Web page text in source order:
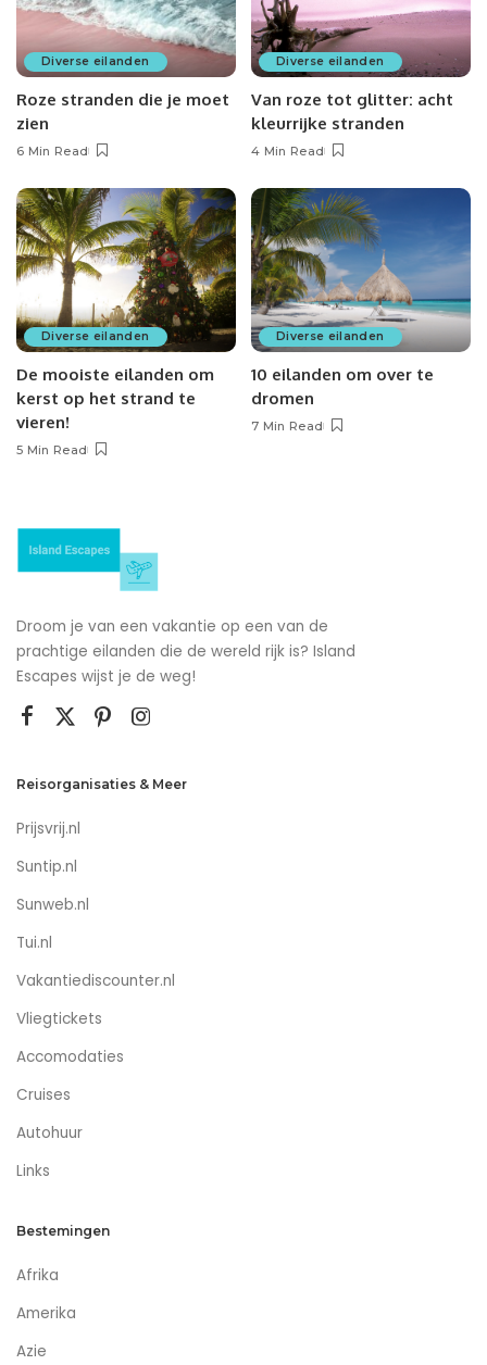
Diverse eilanden
Roze stranden die je moet
zien
6 Min Read
Diverse eilanden
Van roze tot glitter: acht
kleurrijke stranden
4 Min Read
Diverse eilanden
De mooiste eilanden om
kerst op het strand te
vieren!
5 Min Read
Diverse eilanden
10 eilanden om over te
dromen
7 Min Read
Droom je van een vakantie op een van de
prachtige eilanden die de wereld rijk is? Island
Escapes wijst je de weg!
Reisorganisaties & Meer
Prijsvrij.nl
Suntip.nl
Sunweb.nl
Tui.nl
Vakantiediscounter.nl
Vliegtickets
Accomodaties
Cruises
Autohuur
Links
Bestemingen
Afrika
Amerika
Azie